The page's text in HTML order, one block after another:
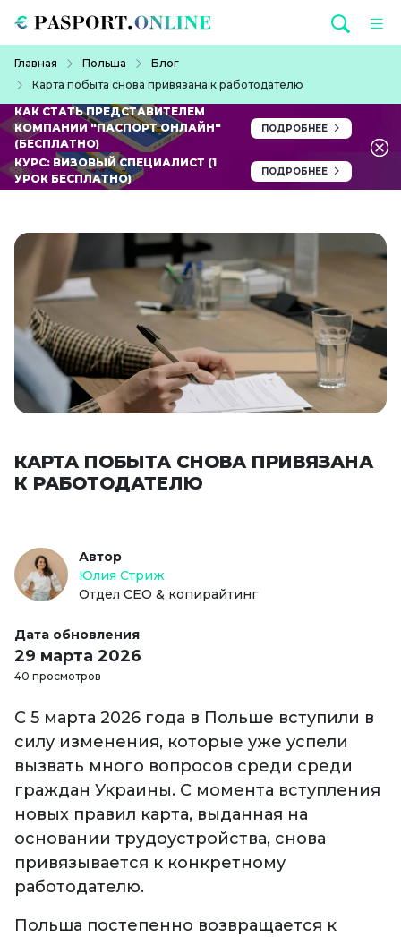
Главная Польша
Блог
Карта побыта снова привязана к работодателю
КАК СТАТЬ ПРЕДСТАВИТЕЛЕМ
КОМПАНИИ "ПАСПОРТ ОНЛАЙН"
(БЕСПЛАТНО)
ПОДРОБНЕЕ
КУРС: ВИЗОВЫЙ СПЕЦИАЛИСТ (1
УРОК БЕСПЛАТНО)
ПОДРОБНЕЕ
КАРТА ПОБЫТА СНОВА ПРИВЯЗАНА
К РАБОТОДАТЕЛЮ
Автор
Юлия Стриж
Отдел СЕО & копирайтинг
Дата обновления
29 марта 2026
40 просмотров
С 5 марта 2026 года в Польше вступили в
силу изменения, которые уже успели
вызвать много вопросов среди среди
граждан Украины. С момента вступления
новых правил карта, выданная на
основании трудоустройства, снова
привязывается к конкретному
работодателю.
Польша постепенно возвращается к